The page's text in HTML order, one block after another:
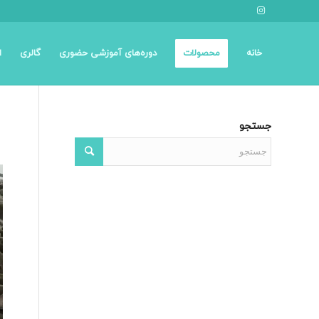
خانه محصولات دوره‌های آموزشی حضوری گالری
جستجو